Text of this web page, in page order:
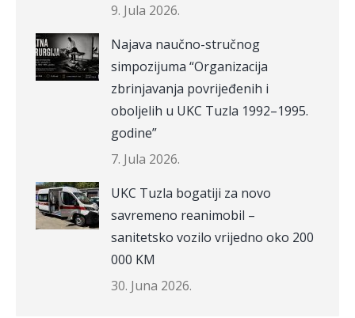
9. Jula 2026.
Najava naučno-stručnog
simpozijuma “Organizacija
zbrinjavanja povrijeđenih i
oboljelih u UKC Tuzla 1992–1995.
godine”
7. Jula 2026.
UKC Tuzla bogatiji za novo
savremeno reanimobil –
sanitetsko vozilo vrijedno oko 200
000 KM
30. Juna 2026.